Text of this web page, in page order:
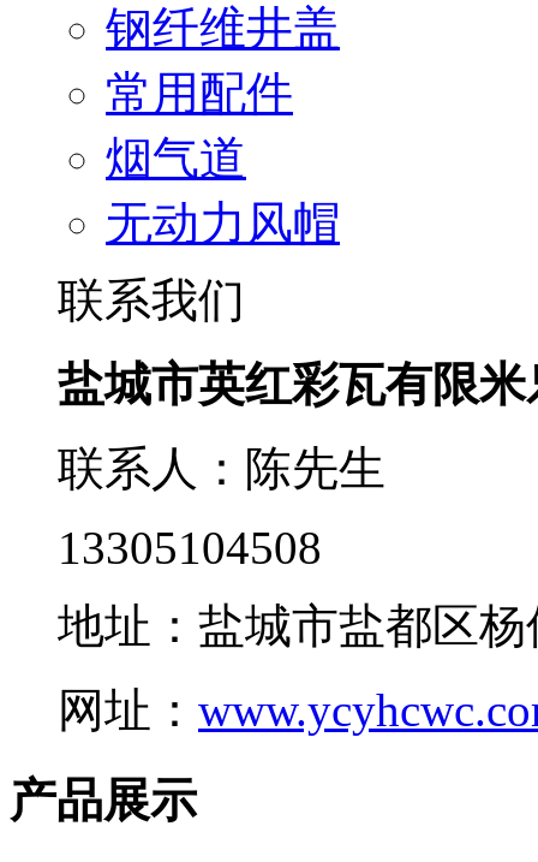
钢纤维井盖
常用配件
烟气道
无动力风帽
联系我们
盐城市英红彩瓦有限
联系人：陈先生
13305104508
地址：盐城市盐都区
网址：
产品展示